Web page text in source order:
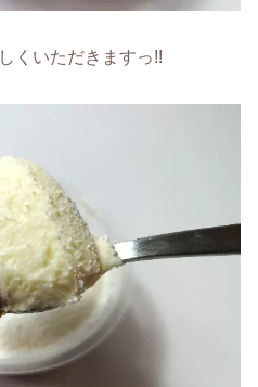
くいただきますっ!!